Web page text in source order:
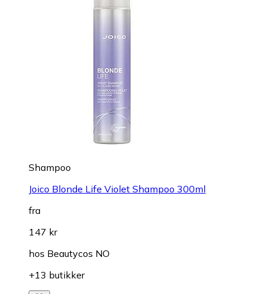
Shampoo
Joico Blonde Life Violet Shampoo 300ml
fra
147 kr
hos Beautycos NO
+13 butikker